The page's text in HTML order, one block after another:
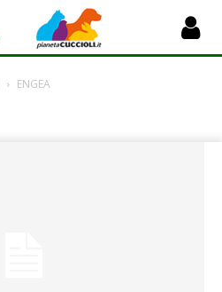
ENGEA